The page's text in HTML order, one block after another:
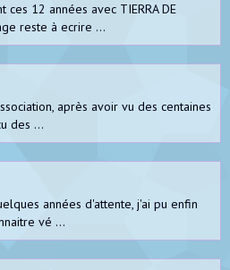
12 années avec TIERRA DE
reste à ecrire ...
après avoir vu des centaines
des ...
années d'attente, j'ai pu enfin
vé ...